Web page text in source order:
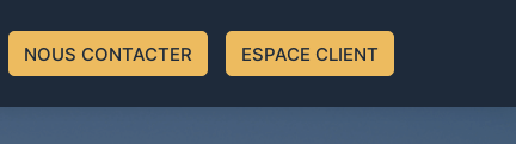
NOUS CONTACTER ESPACE CLIENT